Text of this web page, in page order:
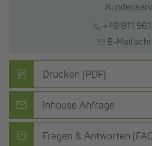
+49 911
E-Mail
Drucken (PDF)
Inhouse Anfrage
Fragen & Antworten